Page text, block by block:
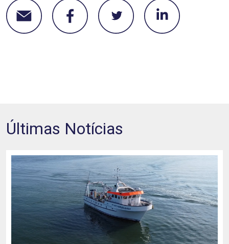
Últimas Notícias